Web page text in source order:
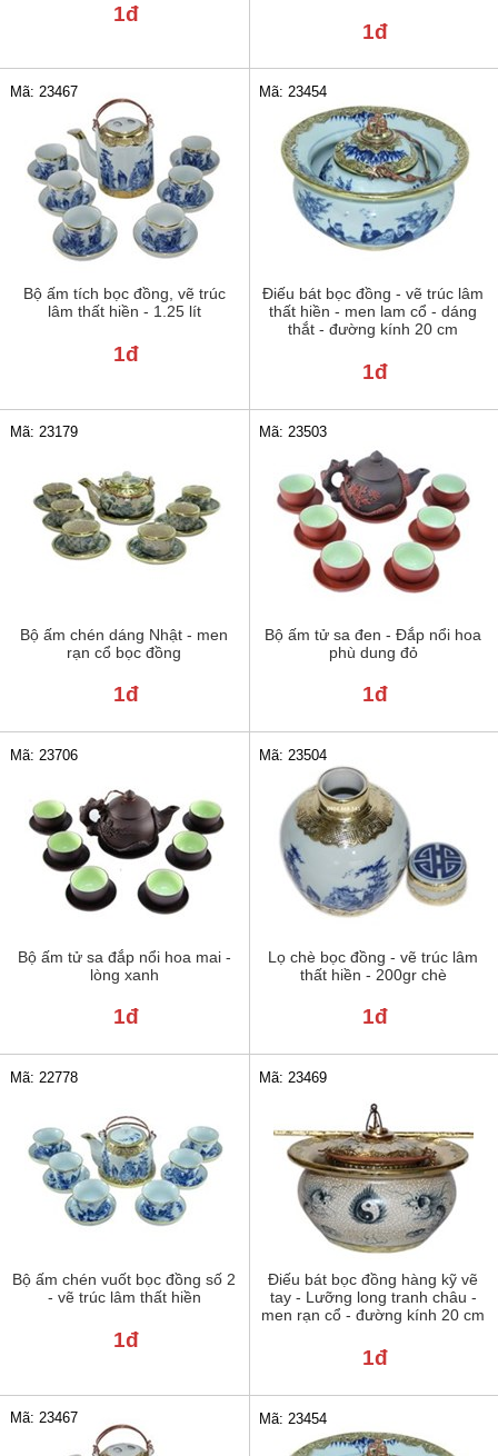
1đ
1đ
Bộ ấm tích bọc đồng, vẽ trúc
lâm thất hiền - 1.25 lít
Mã: 23467
1đ
Điếu bát bọc đồng - vẽ trúc lâm
thất hiền - men lam cổ - dáng
thắt - đường kính 20 cm
Mã: 23454
1đ
Bộ ấm chén dáng Nhật - men
rạn cổ bọc đồng
Mã: 23179
1đ
Bộ ấm tử sa đen - Đắp nổi hoa
phù dung đỏ
Mã: 23503
1đ
Bộ ấm tử sa đắp nổi hoa mai -
lòng xanh
Mã: 23706
1đ
Lọ chè bọc đồng - vẽ trúc lâm
thất hiền - 200gr chè
Mã: 23504
1đ
Bộ ấm chén vuốt bọc đồng số 2
- vẽ trúc lâm thất hiền
Mã: 22778
1đ
Điếu bát bọc đồng hàng kỹ vẽ
tay - Lưỡng long tranh châu -
men rạn cổ - đường kính 20 cm
Mã: 23469
1đ
Mã: 23467 Mã: 23454